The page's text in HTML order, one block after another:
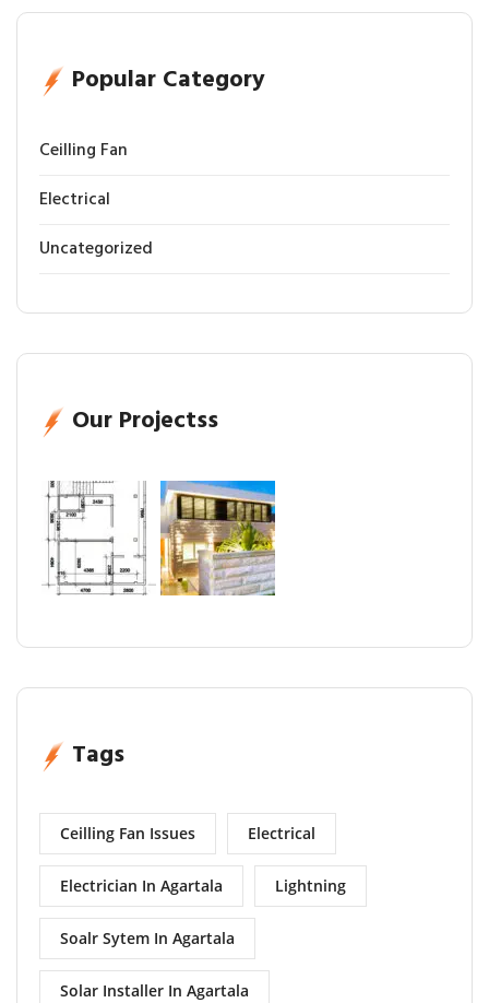
Popular Category
Ceilling Fan
Electrical
Uncategorized
Our Projectss
Tags
Ceilling Fan Issues Electrical
Electrician In Agartala Lightning
Soalr Sytem In Agartala
Solar Installer In Agartala